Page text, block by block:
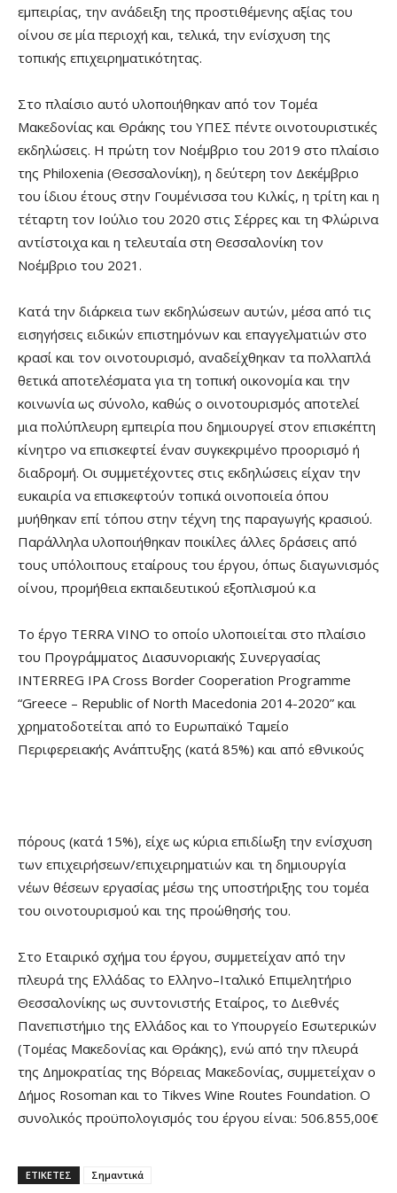
εμπειρίας, την ανάδειξη της προστιθέμενης αξίας του
οίνου σε μία περιοχή και, τελικά, την ενίσχυση της
τοπικής επιχειρηματικότητας.
Στο πλαίσιο αυτό υλοποιήθηκαν από τον Τομέα
Μακεδονίας και Θράκης του ΥΠΕΣ πέντε οινοτουριστικές
εκδηλώσεις. Η πρώτη τον Νοέμβριο του 2019 στο πλαίσιο
της Philoxenia (Θεσσαλονίκη), η δεύτερη τον Δεκέμβριο
του ίδιου έτους στην Γουμένισσα του Κιλκίς, η τρίτη και η
τέταρτη τον Ιούλιο του 2020 στις Σέρρες και τη Φλώρινα
αντίστοιχα και η τελευταία στη Θεσσαλονίκη τον
Νοέμβριο του 2021.
Κατά την διάρκεια των εκδηλώσεων αυτών, μέσα από τις
εισηγήσεις ειδικών επιστημόνων και επαγγελματιών στο
κρασί και τον οινοτουρισμό, αναδείχθηκαν τα πολλαπλά
θετικά αποτελέσματα για τη τοπική οικονομία και την
κοινωνία ως σύνολο, καθώς ο οινοτουρισμός αποτελεί
μια πολύπλευρη εμπειρία που δημιουργεί στον επισκέπτη
κίνητρο να επισκεφτεί έναν συγκεκριμένο προορισμό ή
διαδρομή. Oι συμμετέχοντες στις εκδηλώσεις είχαν την
ευκαιρία να επισκεφτούν τοπικά οινοποιεία όπου
μυήθηκαν επί τόπου στην τέχνη της παραγωγής κρασιού.
Παράλληλα υλοποιήθηκαν ποικίλες άλλες δράσεις από
τους υπόλοιπους εταίρους του έργου, όπως διαγωνισμός
οίνου, προμήθεια εκπαιδευτικού εξοπλισμού κ.α
Το έργο TERRA VINO το οποίο υλοποιείται στο πλαίσιο
του Προγράμματος Διασυνοριακής Συνεργασίας
INTERREG IPA Cross Border Cooperation Programme
“Greece – Republic of North Macedonia 2014-2020” και
χρηματοδοτείται από το Ευρωπαϊκό Ταμείο
Περιφερειακής Ανάπτυξης (κατά 85%) και από εθνικούς
πόρους (κατά 15%), είχε ως κύρια επιδίωξη την ενίσχυση
των επιχειρήσεων/επιχειρηματιών και τη δημιουργία
νέων θέσεων εργασίας μέσω της υποστήριξης του τομέα
του οινοτουρισμού και της προώθησής του.
Στο Εταιρικό σχήμα του έργου, συμμετείχαν από την
πλευρά της Ελλάδας το Ελληνο–Ιταλικό Επιμελητήριο
Θεσσαλονίκης ως συντονιστής Εταίρος, το Διεθνές
Πανεπιστήμιο της Ελλάδος και το Υπουργείο Εσωτερικών
(Τομέας Μακεδονίας και Θράκης), ενώ από την πλευρά
της Δημοκρατίας της Βόρειας Μακεδονίας, συμμετείχαν ο
Δήμος Rosoman και το Tikves Wine Routes Foundation. Ο
συνολικός προϋπολογισμός του έργου είναι: 506.855,00€
ΕΤΙΚΕΤΕΣ Σημαντικά